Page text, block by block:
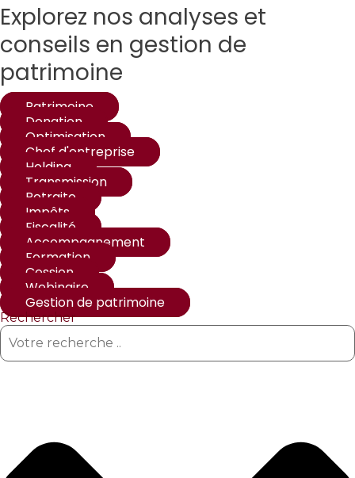
Explorez nos analyses et
conseils en gestion de
patrimoine
Patrimoine
Donation
Optimisation
Chef d'entreprise
Holding
Transmission
Retraite
Impôts
Fiscalité
Accompagnement
Formation
Cession
Webinaire
Gestion de patrimoine
Rechercher